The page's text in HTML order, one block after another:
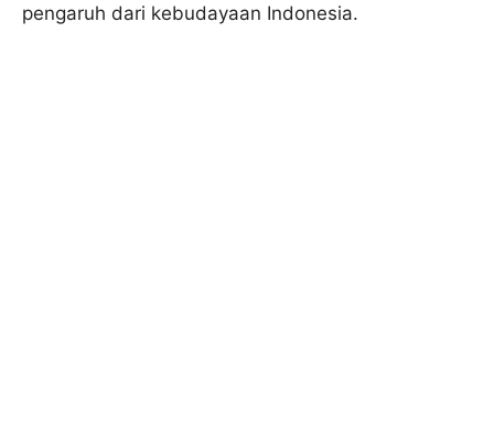
pengaruh dari kebudayaan Indonesia.